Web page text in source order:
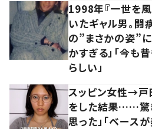
1998年『一世を
いたギャル男。闘
の”まさかの姿”に…
かすぎる」「今も
らしい」
スッピン女性→戸
をした結果……驚
思った」「ベースが